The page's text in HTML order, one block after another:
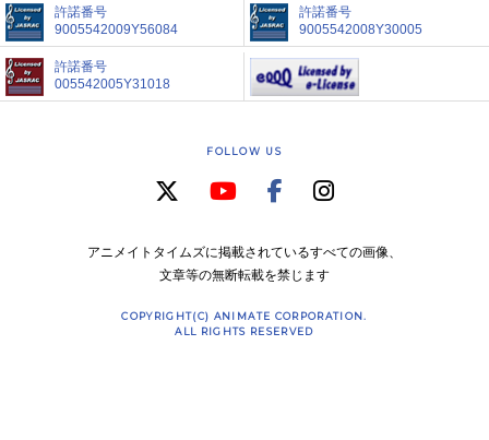
許諾番号
9005542009Y56084
許諾番号
9005542008Y30005
許諾番号
005542005Y31018
FOLLOW US
アニメイトタイムズに掲載されているすべての画像、
文章等の無断転載を禁じます
COPYRIGHT(C) ANIMATE CORPORATION.
ALL RIGHTS RESERVED